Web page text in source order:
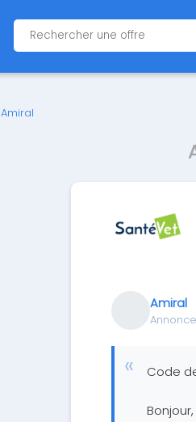
Amiral
Amiral
Code
Bonjour,